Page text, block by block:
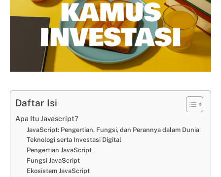
Daftar Isi
Apa Itu Javascript?
JavaScript: Pengertian, Fungsi, dan Perannya dalam Dunia
Teknologi serta Investasi Digital
Pengertian JavaScript
Fungsi JavaScript
Ekosistem JavaScript